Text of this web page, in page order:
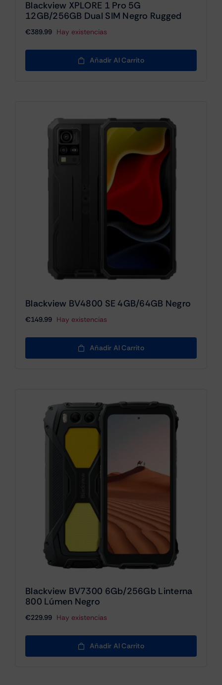
Blackview XPLORE 1 Pro 5G
12GB/256GB Dual SIM Negro Rugged
€389.99 Hay existencias
Añadir Al Carrito
Blackview BV4800 SE 4GB/64GB Negro
€149.99 Hay existencias
Añadir Al Carrito
Blackview BV7300 6Gb/256Gb Linterna
800 Lúmen Negro
€229.99 Hay existencias
Añadir Al Carrito